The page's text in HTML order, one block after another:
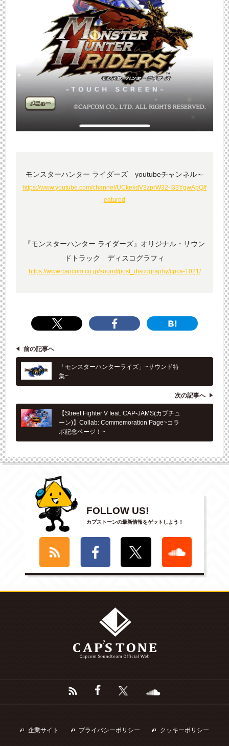
モンスターハンター ライダーズ youtubeチャンネル～
https://www.youtube.com/channel/UCkekdV3zprW32-I33YgwApQ/f
eatured
『モンスターハンター ライダーズ』オリジナル・サウン
ドトラック ディスコグラフィ
https://www.capcom.co.jp/sound/post_discography/cpca-1021/
前の記事へ
「モンスターハンターライズ」~サウンド特
集~
次の記事へ
【Street Fighter V feat. CAP-JAMS(カプチュ
ーン)】Collab: Commemoration Page~コラ
ボ記念ページ！~
FOLLOW US!
カプストーンの最新情報をゲットしよう！
企業サイト プライバシーポリシー クッキーポリシー